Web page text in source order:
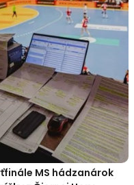
MS hádzanárok